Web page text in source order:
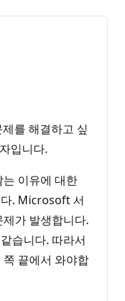
를 해결하고 싶
입니다.
이유에 대한
. Microsoft 서
가 발생합니다.
습니다. 따라서
끝에서 와야합